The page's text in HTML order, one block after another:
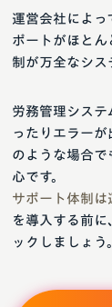
運営会社によっ
ポートがほとん
制が万全なシス
労務管理システ
ったりエラー
のような場合
心です。
サポート体制は
を導入する前
ックしましょう